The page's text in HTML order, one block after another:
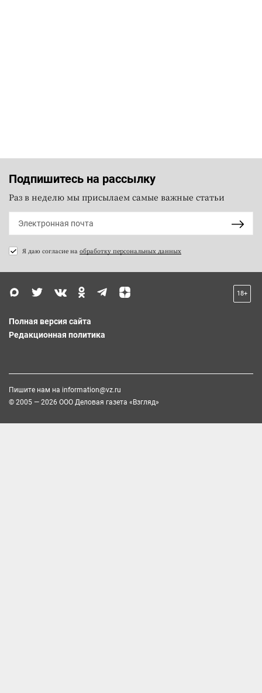
Подпишитесь на рассылку
Раз в неделю мы присылаем самые важные статьи
Я даю согласие на обработку персональных данных
18+
Полная версия сайта
Редакционная политика
Пишите нам на information@vz.ru
© 2005 — 2026 ООО Деловая газета «Взгляд»